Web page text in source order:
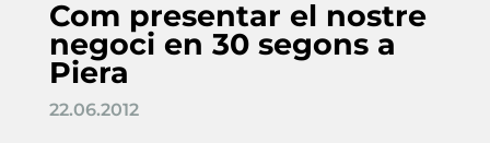
Com presentar el nostre
negoci en 30 segons a
Piera
22.06.2012